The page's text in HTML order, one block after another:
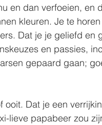
en dan verfoeien, en
kleuren. Je te
Dat je je geliefd en
en passies,
gepaard gaan;
ooit. Dat je een
lieve papabeer zou